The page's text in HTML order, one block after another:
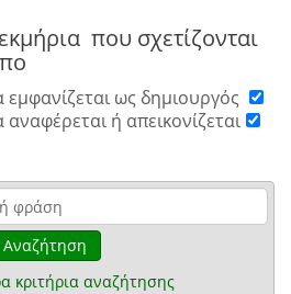
που σχετίζονται
ως δημιουργός
ή απεικονίζεται
Αναζήτηση
κριτήρια αναζήτησης